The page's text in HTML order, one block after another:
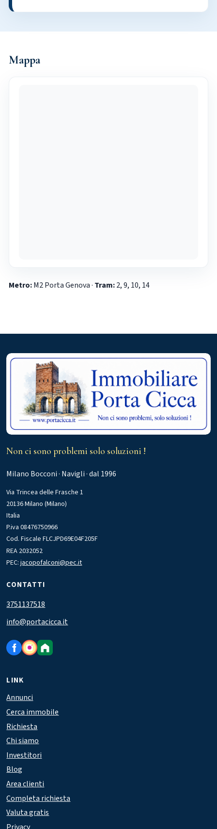
Mappa
Metro:M2 Porta Genova · Tram:2, 9, 10, 14
Non ci sono problemi solo soluzioni !
Milano Bocconi · Navigli · dal 1996
Via Trincea delle Frasche 1
20136 Milano (Milano)
Italia
P.iva 08476750966
Cod. Fiscale FLCJPD69E04F205F
REA 2032052
PEC:jacopofalconi@pec.it
CONTATTI
3751137518
info@portacicca.it
LINK
Annunci
Cerca immobile
Richiesta
Chi siamo
Investitori
Blog
Area clienti
Completa richiesta
Valuta gratis